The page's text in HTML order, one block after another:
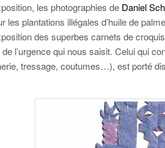
les photographies de Daniel
les plantations illégales d’huile de
des superbes carnets de
l’urgence qui nous saisit. Celui qui
tressage, coutumes…), est porté